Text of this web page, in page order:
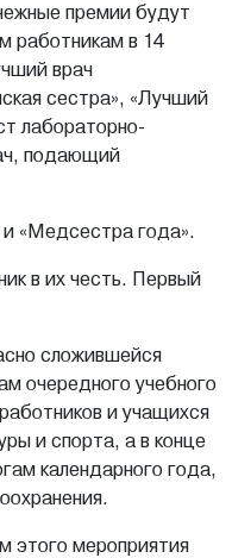
премии будут
работникам в 14
врач
сестра», «Лучший
лабораторно-
подающий
и «Медсестра года».
в их честь. Первый
сложившейся
очередного учебного
и учащихся
и спорта, а в конце
календарного года,
этого мероприятия